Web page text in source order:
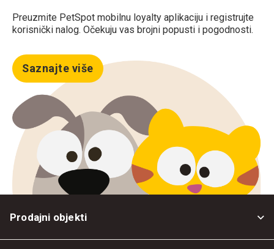
Preuzmite PetSpot mobilnu loyalty aplikaciju i registrujte
korisnički nalog. Očekuju vas brojni popusti i pogodnosti.
Saznajte više
Prodajni objekti